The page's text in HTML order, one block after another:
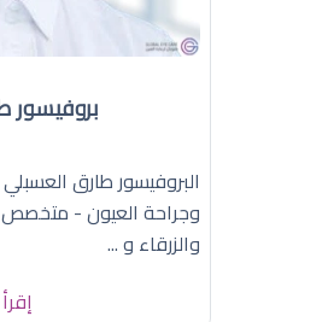
بروفيسور
البروفيسور طارق
وجراحة العيون - متخصص
والزرقاء و ...